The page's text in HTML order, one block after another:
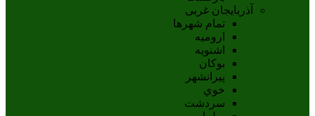
آذربایجان غربی
تمام شهر‌ها
اروميه
اشنويه
بوکان
پيرانشهر
خوي
سردشت